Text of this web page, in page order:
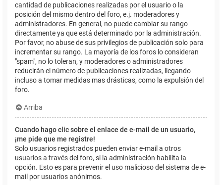
cantidad de publicaciones realizadas por el usuario o la
posición del mismo dentro del foro, e.j. moderadores y
administradores. En general, no puede cambiar su rango
directamente ya que está determinado por la administración.
Por favor, no abuse de sus privilegios de publicación solo para
incrementar su rango. La mayoría de los foros lo consideran
"spam", no lo toleran, y moderadores o administradores
reducirán el número de publicaciones realizadas, llegando
incluso a tomar medidas mas drásticas, como la expulsión del
foro.
Arriba
Cuando hago clic sobre el enlace de e-mail de un usuario,
¡me pide que me registre!
Solo usuarios registrados pueden enviar e-mail a otros
usuarios a través del foro, si la administración habilita la
opción. Esto es para prevenir el uso malicioso del sistema de e-
mail por usuarios anónimos.